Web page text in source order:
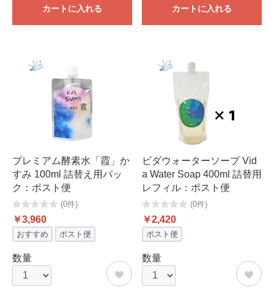
カートに入れる カートに入れる
プレミアム酵素水「霞」か
すみ 100ml 詰替え用パッ
ク：ポスト便
(0件)
￥3,960
おすすめ ポスト便
数量
ビダウォーターソープ Vid
a Water Soap 400ml 詰替用
レフィル：ポスト便
(0件)
￥2,420
ポスト便
数量